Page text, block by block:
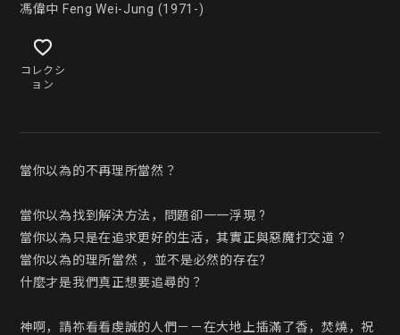
馮偉中 Feng Wei-Jung (1971-)
コレクシ
ョン
當你以為的不再理所當然？
當你以為找到解決方法，問題卻一一浮現 ?
當你以為只是在追求更好的生活，其實正與惡魔打交道 ?
當你以為的理所當然 ，並不是必然的存在?
什麼才是我們真正想要追尋的？
神啊，請祢看看虔誠的人們－－在大地上插滿了香，焚燒，祝